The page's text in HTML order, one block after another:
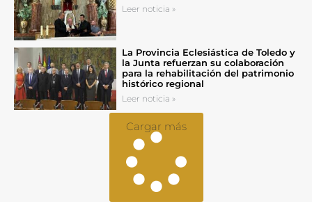
Leer noticia »
La Provincia Eclesiástica de Toledo y
la Junta refuerzan su colaboración
para la rehabilitación del patrimonio
histórico regional
Leer noticia »
Cargar más